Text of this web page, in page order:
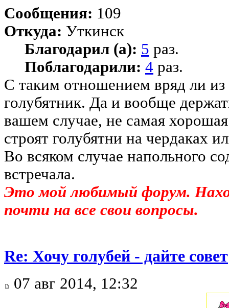
Сообщения: 109
Откуда: Уткинск
Благодарил (а): 5 раз.
Поблагодарили: 4 раз.
С таким отношением вряд ли
голубятник. Да и вообще
вашем случае, не самая
строят голубятни на чердаках
Во всяком случае напольного
встречала.
Это мой любимый форум.
почти на все свои вопросы.
Re: Хочу голубей - дайте совет
07 авг 2014, 12:32